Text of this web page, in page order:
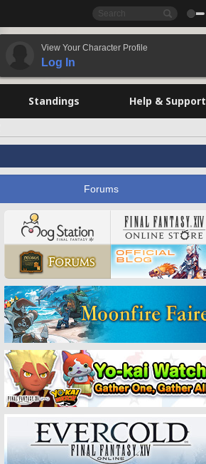
View Your Character Profile
Log In
Standings Help & Support
Forums